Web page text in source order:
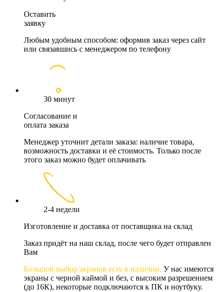
Оставить
заявку
Любым удобным способом: оформив заказ через сайт
или связавшись с менеджером по телефону
30 минут
Согласование и
оплата заказа
Менеджер уточнит детали заказа: наличие товара,
возможность доставки и её стоимость. Только после
этого заказ можно будет оплачивать
2-4 недели
Изготовление и доставка от поставщика на склад
Заказ придёт на наш склад, после чего будет отправлен
Вам
Большой выбор экранов есть в наличии. У нас имеются
экраны с черной каймой и без, с высоким разрешением
(до 16К), некоторые подключаются к ПК и ноутбуку.